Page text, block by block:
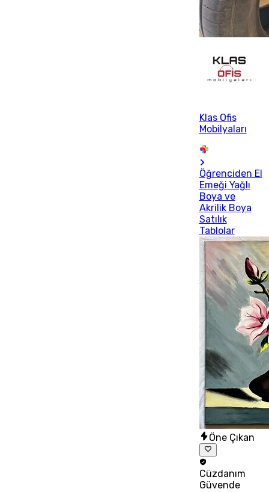
Klas Ofis
Mobilyaları
Öğrenciden El
Emeği Yağlı
Boya ve
Akrilik Boya
Satılık
Tablolar
Öne Çıkan
Cüzdanım
Güvende